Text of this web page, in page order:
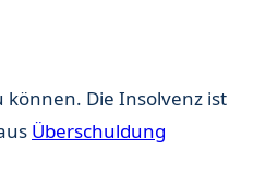
Die Insolvenz ist
Überschuldung